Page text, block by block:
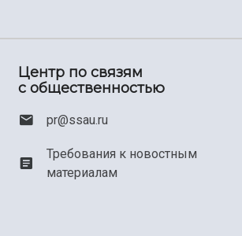
Центр по связям
с общественностью
pr@ssau.ru
Требования к новостным
материалам